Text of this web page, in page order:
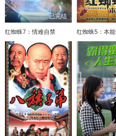
已完结
红蜘蛛7：情难自禁 红蜘蛛5：本